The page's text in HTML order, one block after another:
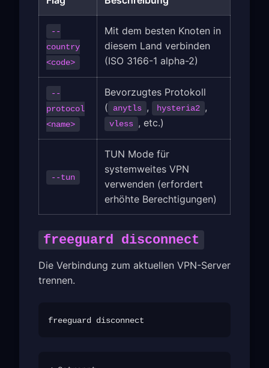
--
country
<code>
Mit dem besten Knoten in
diesem Land verbinden
(ISO 3166-1 alpha-2)
--
protocol
<name>
Bevorzugtes Protokoll
(
anytls , hysteria2 ,
vless , etc.)
--tun
TUN Mode für
systemweites VPN
verwenden (erfordert
erhöhte Berechtigungen)
freeguard disconnect
Die Verbindung zum aktuellen VPN-Server
trennen.